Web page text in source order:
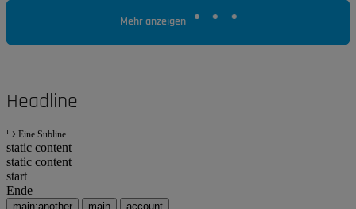
Mehr anzeigen
Headline
Eine Subline
static content
static content
start
Ende
main:another main account